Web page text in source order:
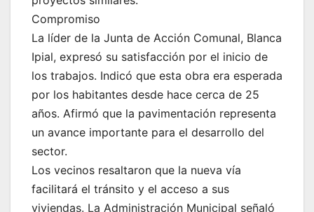
Compromiso
La líder de la Junta de Acción Comunal, Blanca
Ipial, expresó su satisfacción por el inicio de
los trabajos. Indicó que esta obra era esperada
por los habitantes desde hace cerca de 25
años. Afirmó que la pavimentación representa
un avance importante para el desarrollo del
sector.
Los vecinos resaltaron que la nueva vía
facilitará el tránsito y el acceso a sus
viviendas. La Administración Municipal señaló